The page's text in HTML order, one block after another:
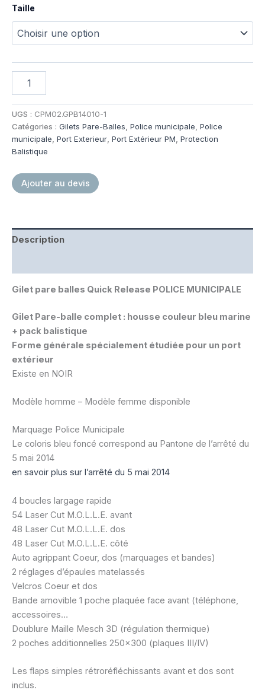
Taille
RELEASE
IIIA
POLICE
MUNICIPALE
NIJ
0101.06
NIJ
L2E2
UGS : CPM02.GPB14010-1
Catégories : Gilets Pare-Balles, Police municipale, Police
municipale, Port Exterieur, Port Extérieur PM, Protection
Balistique
Ajouter au devis
Description
Gilet pare balles Quick Release POLICE MUNICIPALE
Gilet Pare-balle complet : housse couleur bleu marine
+ pack balistique
Forme générale spécialement étudiée pour un port
extérieur
Existe en NOIR
Modèle homme – Modèle femme disponible
Marquage Police Municipale
Le coloris bleu foncé correspond au Pantone de l’arrêté du
5 mai 2014
en savoir plus sur l’arrêté du 5 mai 2014
4 boucles largage rapide
54 Laser Cut M.O.L.L.E. avant
48 Laser Cut M.O.L.L.E. dos
48 Laser Cut M.O.L.L.E. côté
Auto agrippant Coeur, dos (marquages et bandes)
2 réglages d’épaules matelassés
Velcros Coeur et dos
Bande amovible 1 poche plaquée face avant (téléphone,
accessoires…
Doublure Maille Mesch 3D (régulation thermique)
2 poches additionnelles 250×300 (plaques III/IV)
Les flaps simples rétroréfléchissants avant et dos sont
inclus.